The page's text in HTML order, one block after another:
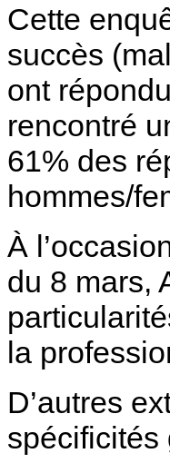
Cette
succès
ont
rencontré
61% des
hommes/
À
du 8 mars,
la
D’autres